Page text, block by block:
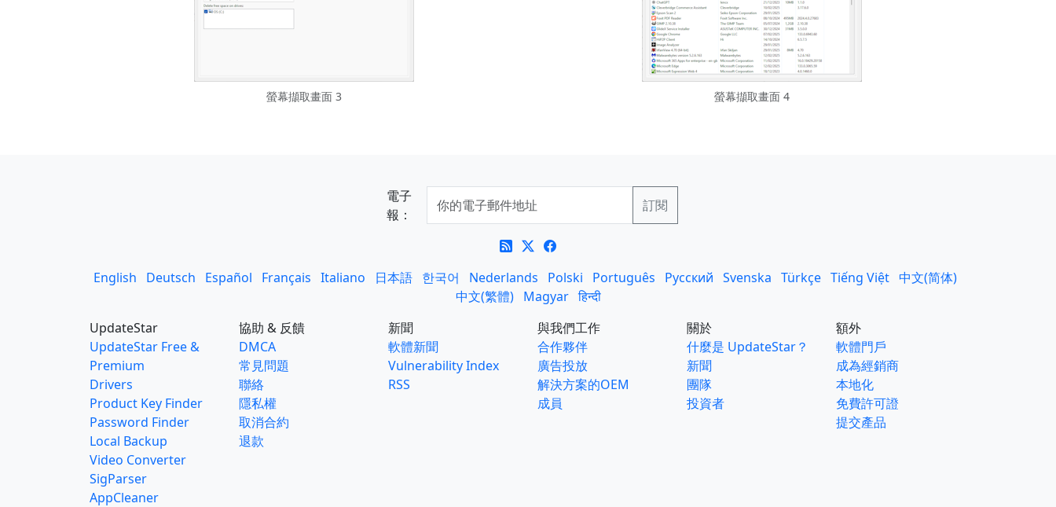
螢幕擷取畫面 3 螢幕擷取畫面 4
電子
報：
English Deutsch Español Français Italiano 日本語 한국어 Nederlands Polski Português Русский Svenska Türkçe Tiếng Việt 中文(简体)
中文(繁體)
Magyar हिन्दी
UpdateStar
UpdateStar Free &
Premium
Drivers
Product Key Finder
Password Finder
Local Backup
Video Converter
SigParser
AppCleaner
協助 & 反饋
DMCA
常見問題
聯絡
隱私權
取消合約
退款
新聞
軟體新聞
Vulnerability Index
RSS
與我們工作
合作夥伴
廣告投放
解決方案的OEM
成員
關於
什麼是 UpdateStar？
新聞
團隊
投資者
額外
軟體門戶
成為經銷商
本地化
免費許可證
提交產品